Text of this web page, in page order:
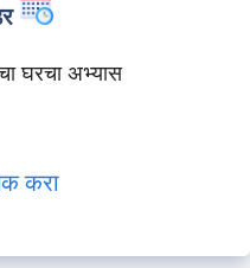
घरचा अभ्यास
करा